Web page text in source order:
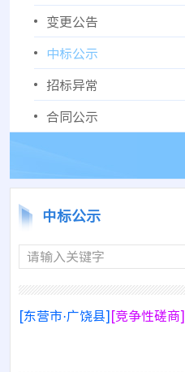
变更公告
中标公示
招标异常
合同公示
中标公示
请输入关键字
[东营市·广饶县][竞争性磋商]